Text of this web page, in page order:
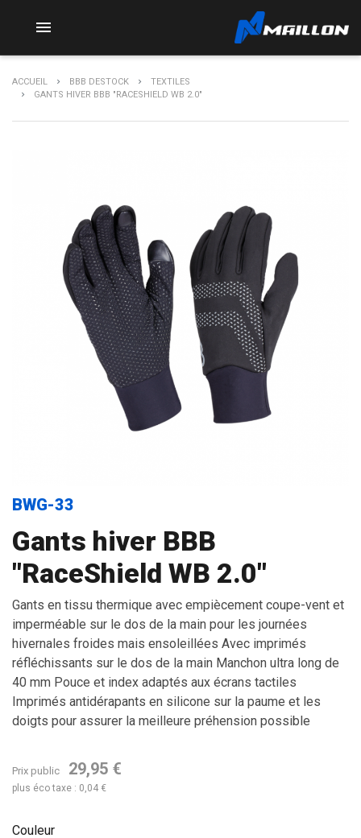

ACCUEIL BBB DESTOCK
TEXTILES
GANTS HIVER BBB "RACESHIELD WB 2.0"
BWG-33
Gants hiver BBB
"RaceShield WB 2.0"
Gants en tissu thermique avec empiècement coupe-vent et
imperméable sur le dos de la main pour les journées
hivernales froides mais ensoleillées Avec imprimés
réfléchissants sur le dos de la main Manchon ultra long de
40 mm Pouce et index adaptés aux écrans tactiles
Imprimés antidérapants en silicone sur la paume et les
doigts pour assurer la meilleure préhension possible
Prix public 29,95 €
plus éco taxe : 0,04 €
Couleur